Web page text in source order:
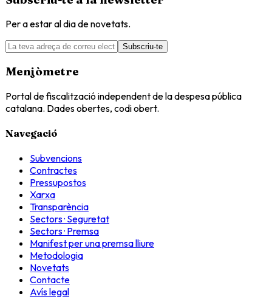
Per a estar al dia de novetats.
Subscriu-te
Menjòmetre
Portal de fiscalització independent de la despesa pública
catalana. Dades obertes, codi obert.
Navegació
Subvencions
Contractes
Pressupostos
Xarxa
Transparència
Sectors · Seguretat
Sectors · Premsa
Manifest per una premsa lliure
Metodologia
Novetats
Contacte
Avís legal